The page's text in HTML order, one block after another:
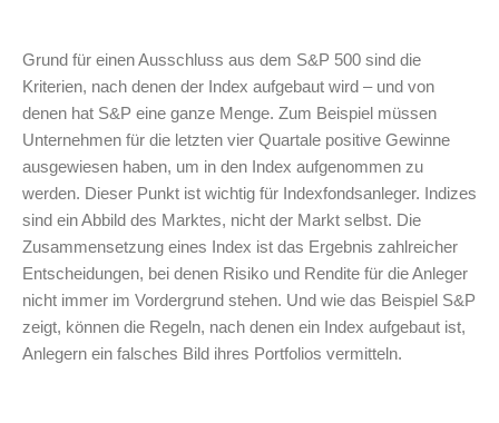
Grund für einen Ausschluss aus dem S&P 500 sind die
Kriterien, nach denen der Index aufgebaut wird – und von
denen hat S&P eine ganze Menge. Zum Beispiel müssen
Unternehmen für die letzten vier Quartale positive Gewinne
ausgewiesen haben, um in den Index aufgenommen zu
werden. Dieser Punkt ist wichtig für Indexfondsanleger. Indizes
sind ein Abbild des Marktes, nicht der Markt selbst. Die
Zusammensetzung eines Index ist das Ergebnis zahlreicher
Entscheidungen, bei denen Risiko und Rendite für die Anleger
nicht immer im Vordergrund stehen. Und wie das Beispiel S&P
zeigt, können die Regeln, nach denen ein Index aufgebaut ist,
Anlegern ein falsches Bild ihres Portfolios vermitteln.